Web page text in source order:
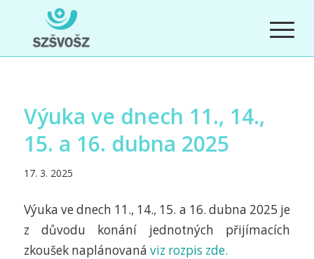
Výuka ve dnech 11., 14.,
15. a 16. dubna 2025
17. 3. 2025
Výuka ve dnech 11., 14., 15. a 16. dubna 2025 je
z důvodu konání jednotných přijímacích
zkoušek naplánovaná viz rozpis zde.